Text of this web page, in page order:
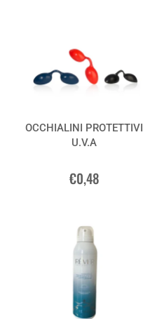
OCCHIALINI PROTETTIVI
U.V.A
€0,48